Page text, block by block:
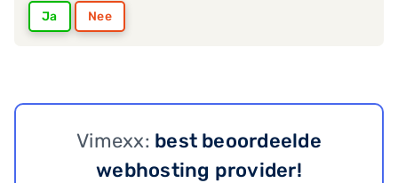
Ja Nee
Vimexx: best beoordeelde
webhosting provider!